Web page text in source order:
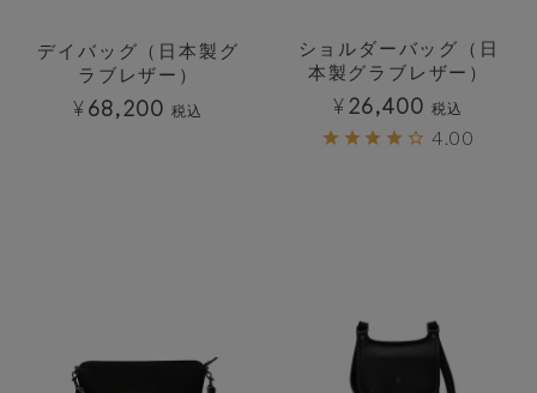
デイバッグ（日本製グ
ラブレザー）
¥68,200 税込
ショルダーバッグ（日
本製グラブレザー）
¥ 26,400 税込
4.00